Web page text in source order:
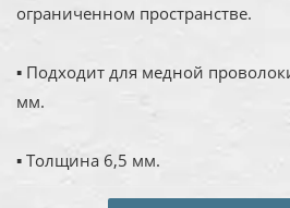
ограниченном пространстве.
▪ Подходит для медной
мм.
▪ Толщина 6,5 мм.